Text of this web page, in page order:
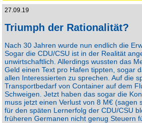
27.09.19
Triumph der Rationalität?
Nach 30 Jahren wurde nun endlich die
Sogar die CDU/CSU ist in der Realität
unwirtschaftlich. Allerdings wussten das
Geld einen Text pro Hafen tippten, sogar
allen Interessierten zu sprechen. Auf die
Transportbedarf von Container auf dem
Schweigen. Jetzt haben das sogar die
muss jetzt einen Verlust von 8 M€
für den späten Lernerfolg der CDU/CSU
früheren Germanen nicht genug Steuern